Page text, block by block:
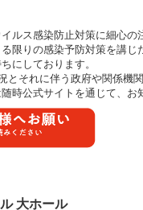
ルス感染防止対策に細心
限りの感染予防対策を講じ
にしております。
とそれに伴う政府や関係機
時公式サイトを通じて、お
大ホール